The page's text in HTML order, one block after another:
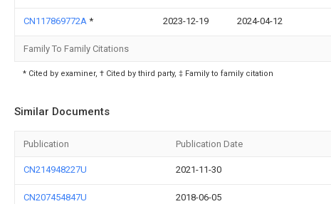
CN117869772A * 2023-12-19 2024-04-12
Family To Family Citations
* Cited by examiner, † Cited by third party, ‡ Family to family citation
Similar Documents
Publication Publication Date
CN214948227U 2021-11-30
CN207454847U 2018-06-05